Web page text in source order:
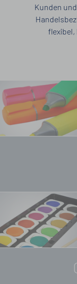
Kunden
flexibel,